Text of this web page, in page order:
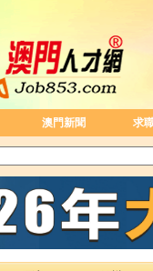
澳門新聞 求